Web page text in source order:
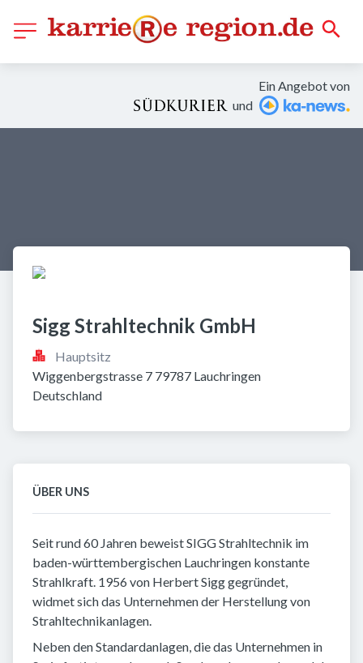
Ein Angebot von
und
Sigg Strahltechnik GmbH
Hauptsitz
Wiggenbergstrasse 7 79787 Lauchringen
Deutschland
ÜBER UNS
Seit rund 60 Jahren beweist SIGG Strahltechnik im
baden-württembergischen Lauchringen konstante
Strahlkraft. 1956 von Herbert Sigg gegründet,
widmet sich das Unternehmen der Herstellung von
Strahltechnikanlagen.
Neben den Standardanlagen, die das Unternehmen in